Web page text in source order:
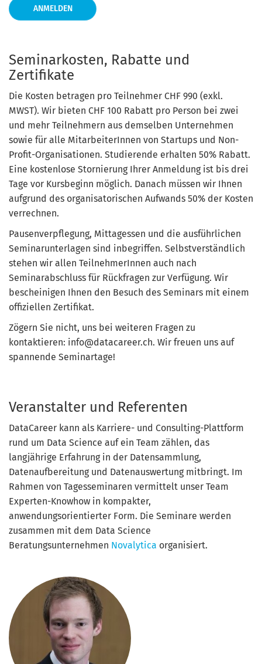
ANMELDEN
Seminarkosten, Rabatte und
Zertifikate
Die Kosten betragen pro Teilnehmer CHF 990 (exkl.
MWST). Wir bieten CHF 100 Rabatt pro Person bei zwei
und mehr Teilnehmern aus demselben Unternehmen
sowie für alle MitarbeiterInnen von Startups und Non-
Profit-Organisationen. Studierende erhalten 50% Rabatt.
Eine kostenlose Stornierung Ihrer Anmeldung ist bis drei
Tage vor Kursbeginn möglich. Danach müssen wir Ihnen
aufgrund des organisatorischen Aufwands 50% der Kosten
verrechnen.
Pausenverpflegung, Mittagessen und die ausführlichen
Seminarunterlagen sind inbegriffen. Selbstverständlich
stehen wir allen TeilnehmerInnen auch nach
Seminarabschluss für Rückfragen zur Verfügung. Wir
bescheinigen Ihnen den Besuch des Seminars mit einem
offiziellen Zertifikat.
Zögern Sie nicht, uns bei weiteren Fragen zu
kontaktieren: info@datacareer.ch. Wir freuen uns auf
spannende Seminartage!
Veranstalter und Referenten
DataCareer kann als Karriere- und Consulting-Plattform
rund um Data Science auf ein Team zählen, das
langjährige Erfahrung in der Datensammlung,
Datenaufbereitung und Datenauswertung mitbringt. Im
Rahmen von Tagesseminaren vermittelt unser Team
Experten-Knowhow in kompakter,
anwendungsorientierter Form. Die Seminare werden
zusammen mit dem Data Science
Beratungsunternehmen Novalytica organisiert.